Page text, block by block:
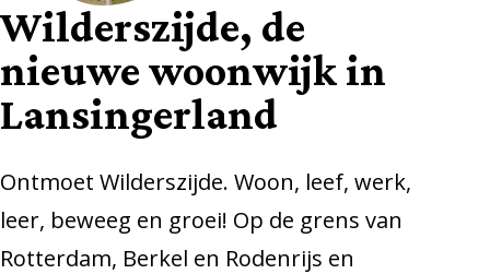
Wilderszijde, de
nieuwe woonwijk in
Lansingerland
Ontmoet Wilderszijde. Woon, leef, werk,
leer, beweeg en groei! Op de grens van
Rotterdam, Berkel en Rodenrijs en